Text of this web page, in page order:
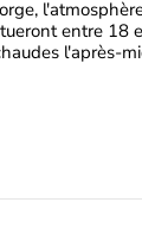
entre 18
l'après-